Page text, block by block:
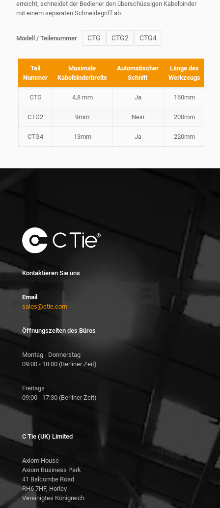
erreicht, schneidet der Bediener den überschüssigen Kabelbinder
mit einem separaten Schneidegriff ab.
Modell / Teilenummer CTG CTG2 CTG4
Teil
Nummer
Maximale
Kabelbinderbreite
Automatischer
Schnitt
Länge des
Werkzeugs
CTG 4,8 mm Ja 160mm
CTG2 9mm Nein 200mm
CTG4 13mm Ja 220mm
Kontaktieren Sie uns
Email
sales@ctie.com
Öffnungszeiten des Büros
Montag - Donnerstag
09:00 - 18:00 (Berliner Zeit)
Freitags
09:00 - 17:30 (Berliner Zeit)
C Tie (UK) Limited
Axiom House
Axiom Business Park
41 Balcombe Road
RH6 7HF, Horley
Vereinigtes Königreich